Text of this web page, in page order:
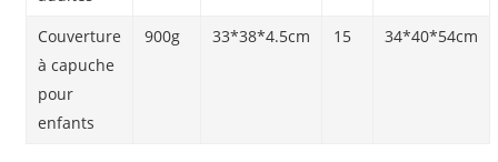
Couverture
à capuche
pour
enfants
900g 33*38*4.5cm 15 34*40*54cm